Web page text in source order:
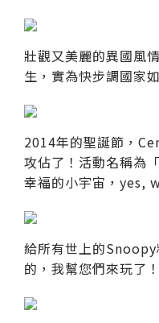
壯觀又美麗的異國風
生，實為快步調國家
2014年的聖誕節，
攻佔了！活動名稱為
幸福的小宇宙，yes,
給所有世上的
的，我幫您們來玩了